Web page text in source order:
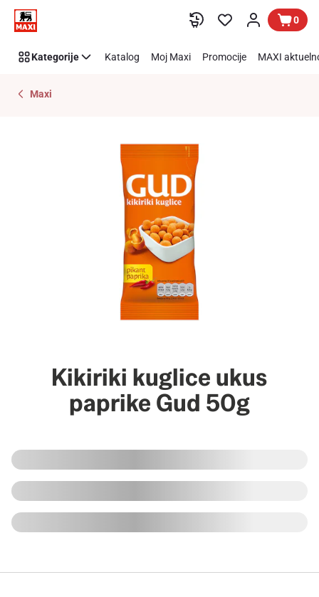
Preskoči link 0
Kategorije Katalog Moj Maxi Promocije MAXI
Maxi
Kikiriki kuglice ukus
paprike Gud 50g